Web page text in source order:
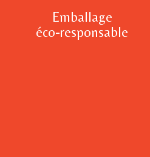
Emballage
éco-responsable